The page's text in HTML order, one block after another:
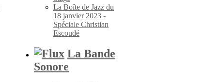
La Boîte de Jazz du
18 janvier 2023 -
Spéciale Christian
Escoudé
La Bande
Sonore